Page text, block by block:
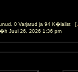
0 Varjatud ja 94 K�lalist [
Juul 26, 2026 1:36 pm